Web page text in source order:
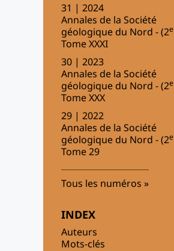
31 | 2024
Annales de la Société
géologique du Nord - (2e
Tome XXXI
30 | 2023
Annales de la Société
géologique du Nord - (2e
Tome XXX
29 | 2022
Annales de la Société
géologique du Nord - (2e
Tome 29
Tous les numéros
INDEX
Auteurs
Mots-clés